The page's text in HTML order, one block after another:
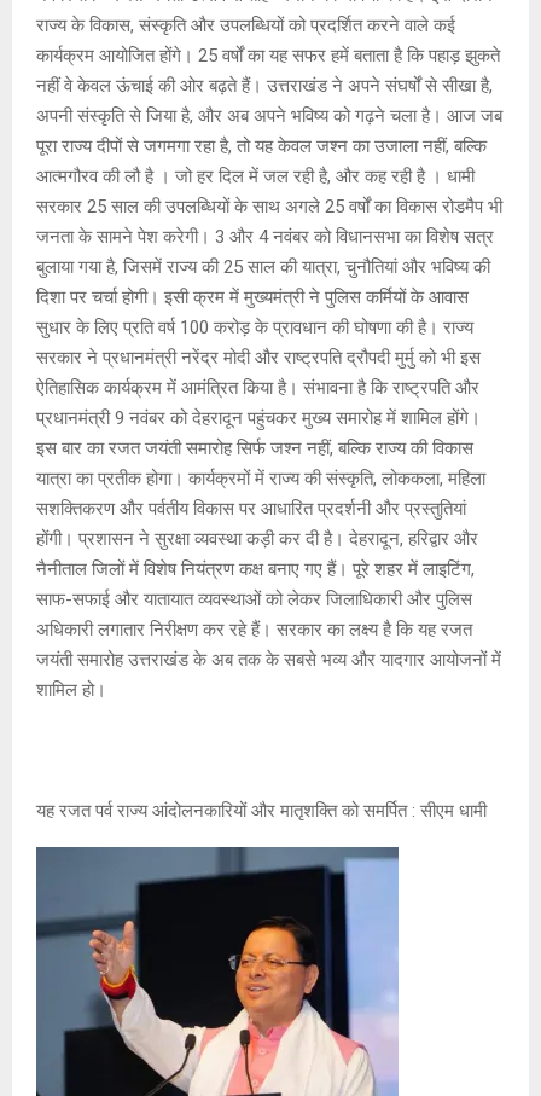
राज्य के विकास, संस्कृति और उपलब्धियों को प्रदर्शित करने वाले कई
कार्यक्रम आयोजित होंगे। 25 वर्षों का यह सफर हमें बताता है कि पहाड़ झुकते
नहीं वे केवल ऊंचाई की ओर बढ़ते हैं। उत्तराखंड ने अपने संघर्षों से सीखा है,
अपनी संस्कृति से जिया है, और अब अपने भविष्य को गढ़ने चला है। आज जब
पूरा राज्य दीपों से जगमगा रहा है, तो यह केवल जश्न का उजाला नहीं, बल्कि
आत्मगौरव की लौ है । जो हर दिल में जल रही है, और कह रही है । धामी
सरकार 25 साल की उपलब्धियों के साथ अगले 25 वर्षों का विकास रोडमैप भी
जनता के सामने पेश करेगी। 3 और 4 नवंबर को विधानसभा का विशेष सत्र
बुलाया गया है, जिसमें राज्य की 25 साल की यात्रा, चुनौतियां और भविष्य की
दिशा पर चर्चा होगी। इसी क्रम में मुख्यमंत्री ने पुलिस कर्मियों के आवास
सुधार के लिए प्रति वर्ष 100 करोड़ के प्रावधान की घोषणा की है। राज्य
सरकार ने प्रधानमंत्री नरेंद्र मोदी और राष्ट्रपति द्रौपदी मुर्मु को भी इस
ऐतिहासिक कार्यक्रम में आमंत्रित किया है। संभावना है कि राष्ट्रपति और
प्रधानमंत्री 9 नवंबर को देहरादून पहुंचकर मुख्य समारोह में शामिल होंगे।
इस बार का रजत जयंती समारोह सिर्फ जश्न नहीं, बल्कि राज्य की विकास
यात्रा का प्रतीक होगा। कार्यक्रमों में राज्य की संस्कृति, लोककला, महिला
सशक्तिकरण और पर्वतीय विकास पर आधारित प्रदर्शनी और प्रस्तुतियां
होंगी। प्रशासन ने सुरक्षा व्यवस्था कड़ी कर दी है। देहरादून, हरिद्वार और
नैनीताल जिलों में विशेष नियंत्रण कक्ष बनाए गए हैं। पूरे शहर में लाइटिंग,
साफ-सफाई और यातायात व्यवस्थाओं को लेकर जिलाधिकारी और पुलिस
अधिकारी लगातार निरीक्षण कर रहे हैं। सरकार का लक्ष्य है कि यह रजत
जयंती समारोह उत्तराखंड के अब तक के सबसे भव्य और यादगार आयोजनों में
शामिल हो।
यह रजत पर्व राज्य आंदोलनकारियों और मातृशक्ति को समर्पित : सीएम धामी